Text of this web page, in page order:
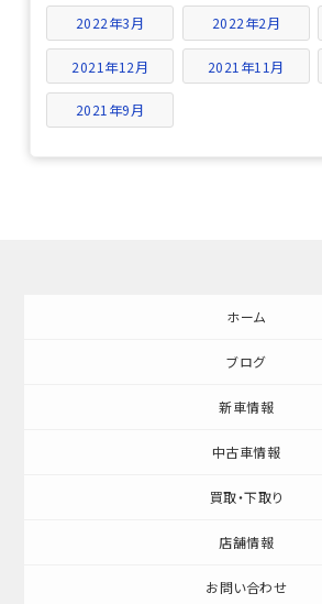
2022年3月 2022年2月
2021年12月 2021年11月
2021年9月
ホーム
ブログ
新車情報
中古車情報
買取・下取り
店舗情報
お問い合わせ